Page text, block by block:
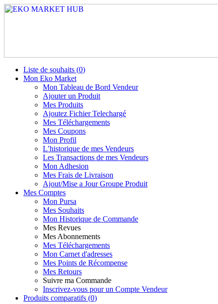
Liste de souhaits (0)
Mon Eko Market
Mon Tableau de Bord Vendeur
Ajouter un Produit
Mes Produits
Ajoutez Fichier Telechargé
Mes Téléchargements
Mes Coupons
Mon Profil
L’historique de mes Vendeurs
Les Transactions de mes Vendeurs
Mon Adhesion
Mes Frais de Livraison
Ajout/Mise a Jour Groupe Produit
Mes Comptes
Mon Pursa
Mes Souhaits
Mon Historique de Commande
Mes Revues
Mes Abonnements
Mes Téléchargements
Mon Carnet d'adresses
Mes Points de Récompense
Mes Retours
Suivre ma Commande
Inscrivez-vous pour un Compte Vendeur
Produits comparatifs (0)